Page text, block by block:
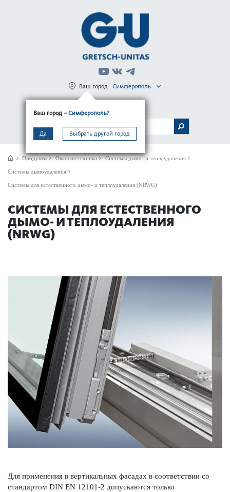
Ваш город – Симферополь?
Да Выбрать другой город
Ваш город Симферополь
МЕНЮ
Продукты Оконная техника Системы дымо- и теплоудаления
Системы дымоудаления
Системы для естественного дымо- и теплоудаления (NRWG)
СИСТЕМЫ ДЛЯ ЕСТЕСТВЕННОГО
ДЫМО- И ТЕПЛОУДАЛЕНИЯ
(NRWG)
Для применения в вертик­альных фасадах в соотв­е­тствии со
стандартом DIN EN 12101-2 допус­ка­ются только